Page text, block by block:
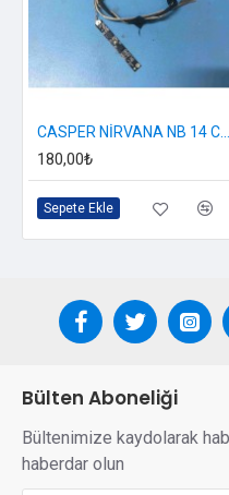
180,00₺
Sepete Ekle
Bülten Aboneliği
Bültenimize kaydolarak
haberdar olun